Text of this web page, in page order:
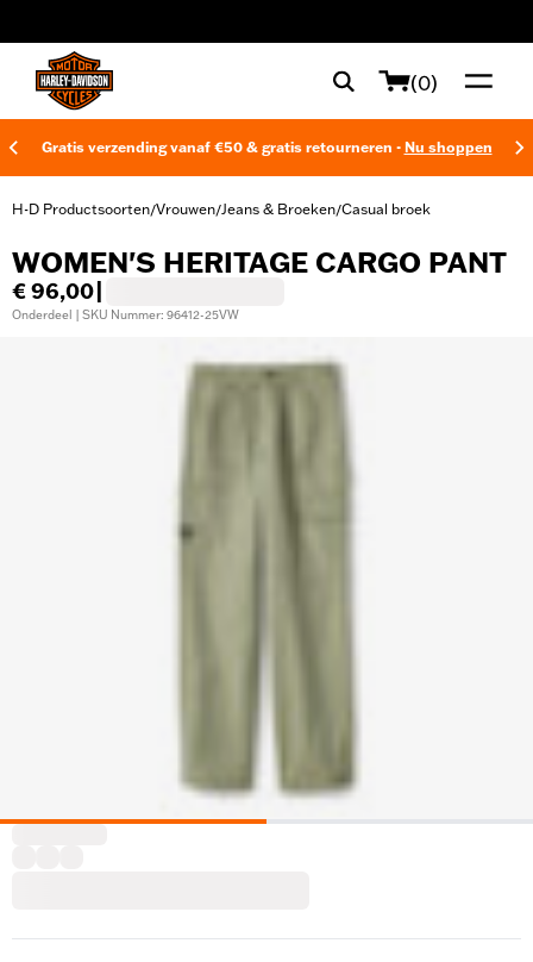
(0)
Gratis verzending vanaf €50 & gratis retourneren - Nu shoppen
H-D Productsoorten/Vrouwen/Jeans & Broeken/Casual broek
WOMEN'S HERITAGE CARGO PANT
€ 96,00
Onderdeel | SKU Nummer: 96412-25VW